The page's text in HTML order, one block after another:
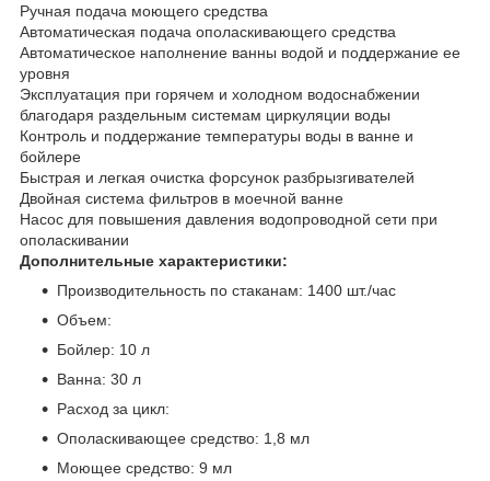
Ручная подача моющего средства
Автоматическая подача ополаскивающего средства
Автоматическое наполнение ванны водой и поддержание ее
уровня
Эксплуатация при горячем и холодном водоснабжении
благодаря раздельным системам циркуляции воды
Контроль и поддержание температуры воды в ванне и
бойлере
Быстрая и легкая очистка форсунок разбрызгивателей
Двойная система фильтров в моечной ванне
Насос для повышения давления водопроводной сети при
ополаскивании
Дополнительные характеристики:
Производительность по стаканам: 1400 шт./час
Объем:
Бойлер: 10 л
Ванна: 30 л
Расход за цикл:
Ополаскивающее средство: 1,8 мл
Моющее средство: 9 мл